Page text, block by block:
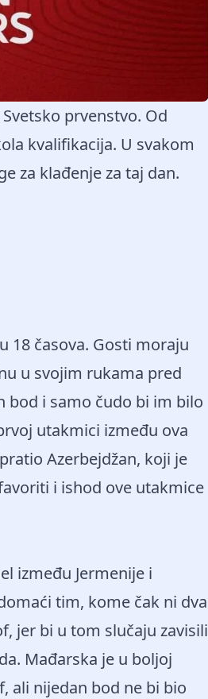
prvenstvo. Od
kvalifikacija. U svakom
za klađenje za taj dan.
18 časova. Gosti moraju
u svojim rukama pred
bod i samo čudo bi im bilo
utakmici između ova
Azerbejdžan, koji je
i ishod ove utakmice
između Jermenije i
tim, kome čak ni dva
jer bi u tom slučaju zavisili
Mađarska je u boljoj
ali nijedan bod ne bi bio